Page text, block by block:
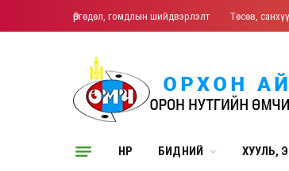
Өргөдөл, гомдлын шийдвэрлэлт Төсөв, санхүү
НҮҮР БИДНИЙ ХУУЛЬ,